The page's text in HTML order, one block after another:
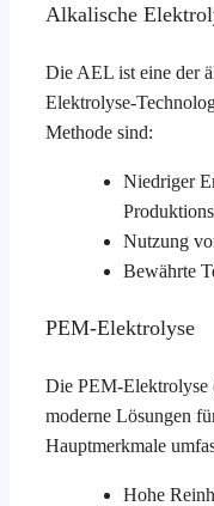
Alkalische
Die AEL ist eine der
Elektrolyse-
Methode sind:
Niedriger
Nutzung
Bewährte
PEM-Elektrolyse
Die PEM-Elektrolyse
moderne Lösungen
Hauptmerkmale
Hohe